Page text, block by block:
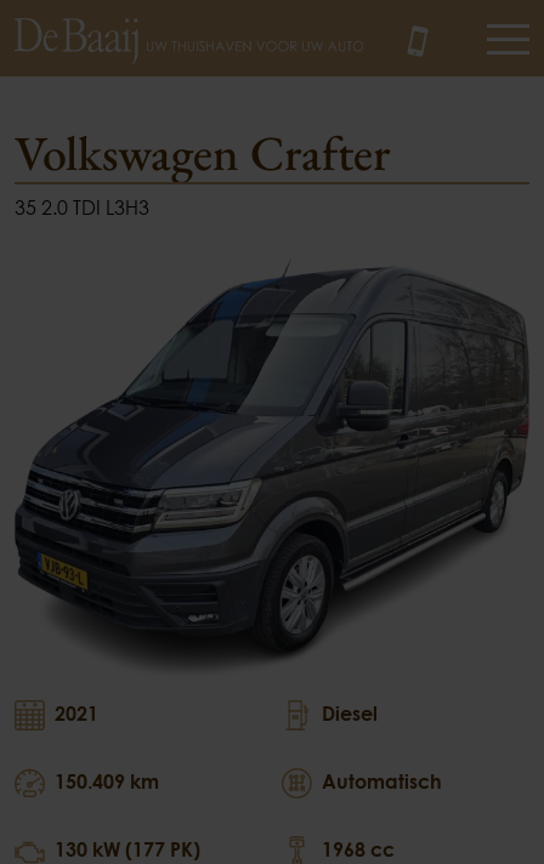
Volkswagen Crafter
35 2.0 TDI L3H3
2021
150.409 km
130 kW (177 PK)
Diesel
Automatisch
1968 cc